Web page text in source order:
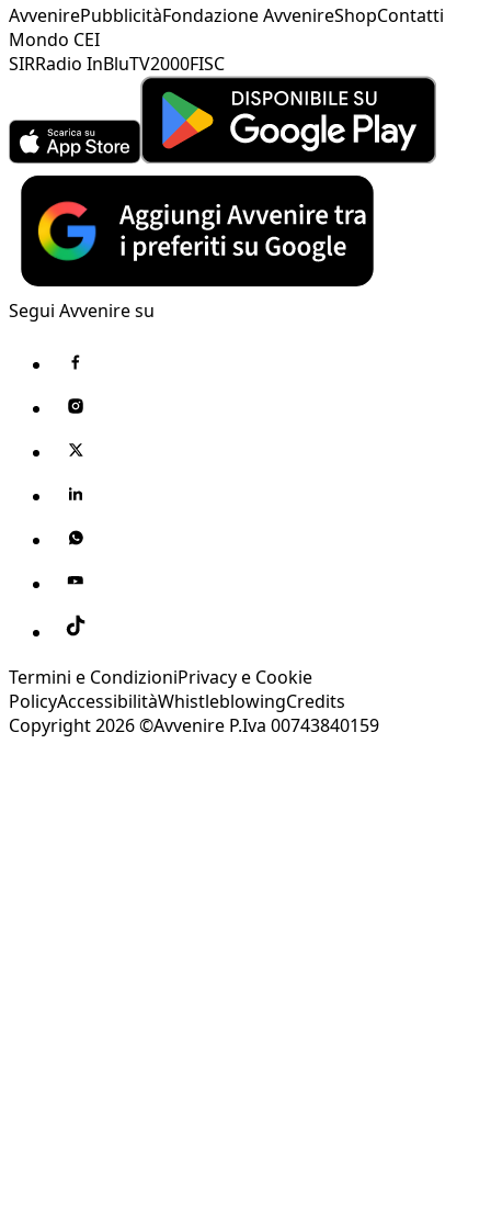
AvvenirePubblicitàFondazione AvvenireShopContatti
Mondo CEI
SIRRadio InBluTV2000FISC
Segui Avvenire su
Termini e CondizioniPrivacy e Cookie
PolicyAccessibilitàWhistleblowingCredits
Copyright 2026 ©Avvenire P.Iva 00743840159